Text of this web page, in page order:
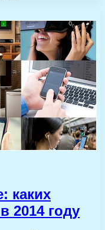
каких
2014 году